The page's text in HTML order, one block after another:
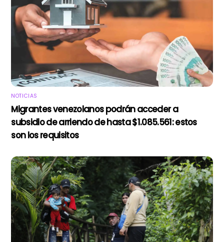
NOTICIAS
Migrantes venezolanos podrán acceder a
subsidio de arriendo de hasta $1.085.561: estos
son los requisitos